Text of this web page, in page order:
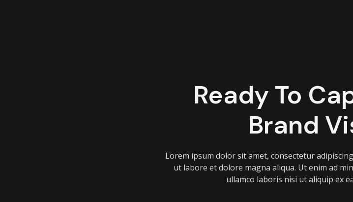
Ready To
Brand
Lorem ipsum dolor sit amet, consectetur
ut labore et dolore magna aliqua. Ut enim ad
ullamco laboris nisi ut aliquip ex